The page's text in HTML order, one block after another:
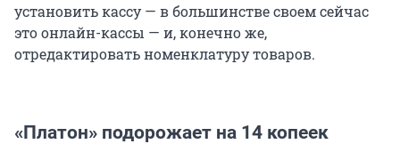
установить кассу — в большинстве своем сейчас
это онлайн-кассы — и, конечно же,
отредактировать номенклатуру товаров.
«Платон» подорожает на 14 копеек